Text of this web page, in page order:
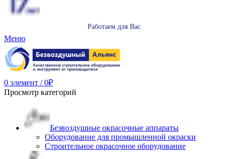
Работаем для Вас
Меню
0 элемент / 0₽
Просмотр категорий
Безвоздушные окрасочные аппараты
Оборудование для промышленной окраски
Строительное окрасочное оборудование